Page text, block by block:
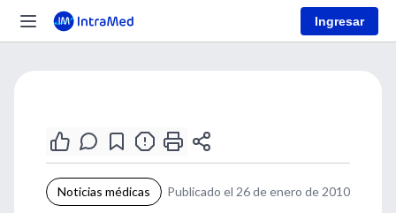
Ingresar
Noticias médicas
Publicado el 26 de enero de 2010